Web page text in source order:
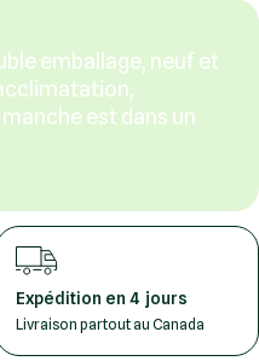
emballage, neuf et
est dans un
Expédition en 4 jours
Livraison partout au Canada